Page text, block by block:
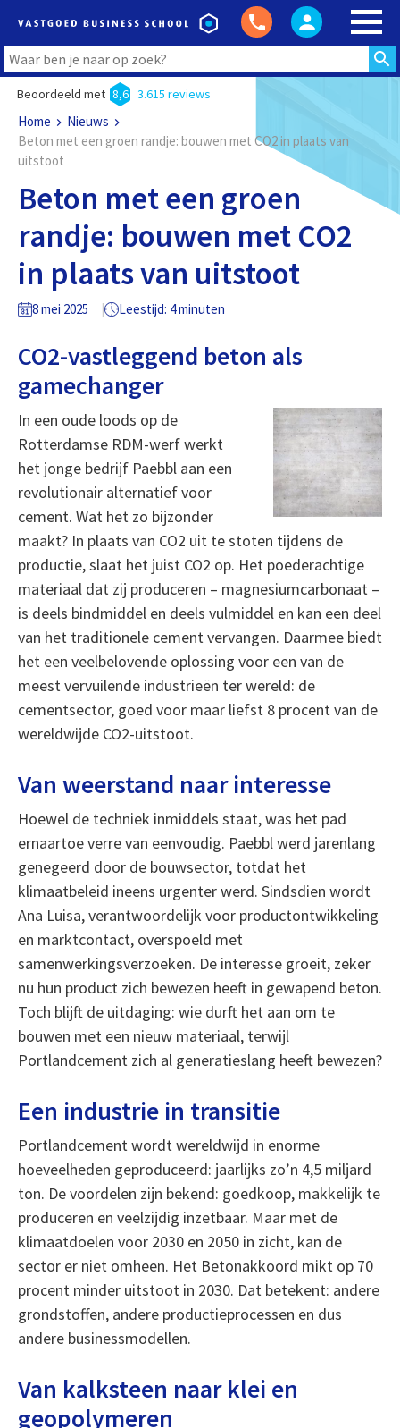
Beoordeeld met 8,6 3.615 reviews
Home
Nieuws
Beton met een groen randje: bouwen met CO2 in plaats van
uitstoot
Beton met een groen
randje: bouwen met CO2
in plaats van uitstoot
8 mei 2025 Leestijd: 4 minuten
CO2-vastleggend beton als
gamechanger
In een oude loods op de
Rotterdamse RDM-werf werkt
het jonge bedrijf Paebbl aan een
revolutionair alternatief voor
cement. Wat het zo bijzonder
maakt? In plaats van CO2 uit te stoten tijdens de
productie, slaat het juist CO2 op. Het poederachtige
materiaal dat zij produceren – magnesiumcarbonaat –
is deels bindmiddel en deels vulmiddel en kan een deel
van het traditionele cement vervangen. Daarmee biedt
het een veelbelovende oplossing voor een van de
meest vervuilende industrieën ter wereld: de
cementsector, goed voor maar liefst 8 procent van de
wereldwijde CO2-uitstoot.
Van weerstand naar interesse
Hoewel de techniek inmiddels staat, was het pad
ernaartoe verre van eenvoudig. Paebbl werd jarenlang
genegeerd door de bouwsector, totdat het
klimaatbeleid ineens urgenter werd. Sindsdien wordt
Ana Luisa, verantwoordelijk voor productontwikkeling
en marktcontact, overspoeld met
samenwerkingsverzoeken. De interesse groeit, zeker
nu hun product zich bewezen heeft in gewapend beton.
Toch blijft de uitdaging: wie durft het aan om te
bouwen met een nieuw materiaal, terwijl
Portlandcement zich al generatieslang heeft bewezen?
Een industrie in transitie
Portlandcement wordt wereldwijd in enorme
hoeveelheden geproduceerd: jaarlijks zo’n 4,5 miljard
ton. De voordelen zijn bekend: goedkoop, makkelijk te
produceren en veelzijdig inzetbaar. Maar met de
klimaatdoelen voor 2030 en 2050 in zicht, kan de
sector er niet omheen. Het Betonakkoord mikt op 70
procent minder uitstoot in 2030. Dat betekent: andere
grondstoffen, andere productieprocessen en dus
andere businessmodellen.
Van kalksteen naar klei en
geopolymeren